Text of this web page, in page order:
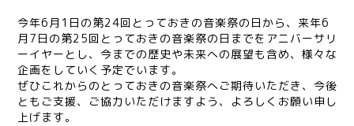
今年6月1日の第24回とっておきの音楽祭の日から、来年6
月7日の第25回とっておきの音楽祭の日までをアニバーサリ
ーイヤーとし、今までの歴史や未来への展望も含め、様々な
企画をしていく予定でいます。
ぜひこれからのとっておきの音楽祭へご期待いただき、今後
ともご支援、ご協力いただけますよう、よろしくお願い申し
上げます。